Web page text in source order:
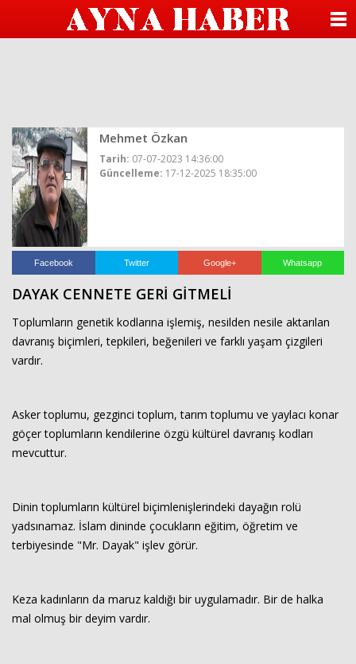
beylikdüzü
beylikdüzü
escort
beylikdüzü
escort
bayan
beylikdüzü
escort
seks
hikayesi
durumu
betturkey
escort
Mehmet Özkan
Tarih: 07-07-2023 14:36:00
Güncelleme: 17-12-2025 18:35:00
Facebook Twitter Google+ Whatsapp
DAYAK CENNETE GERİ GİTMELİ
Toplumların genetik kodlarına işlemiş, nesilden nesile aktarılan
davranış biçimleri, tepkileri, beğenileri ve farklı yaşam çizgileri
vardır.
Asker toplumu, gezginci toplum, tarım toplumu ve yaylacı konar
göçer toplumların kendilerine özgü kültürel davranış kodları
mevcuttur.
Dinin toplumların kültürel biçimlenişlerindeki dayağın rolü
yadsınamaz. İslam dininde çocukların eğitim, öğretim ve
terbiyesinde "Mr. Dayak" işlev görür.
Keza kadınların da maruz kaldığı bir uygulamadır. Bir de halka
mal olmuş bir deyim vardır.
ANASAYFA
FOTO GALERİ
KÜNYE